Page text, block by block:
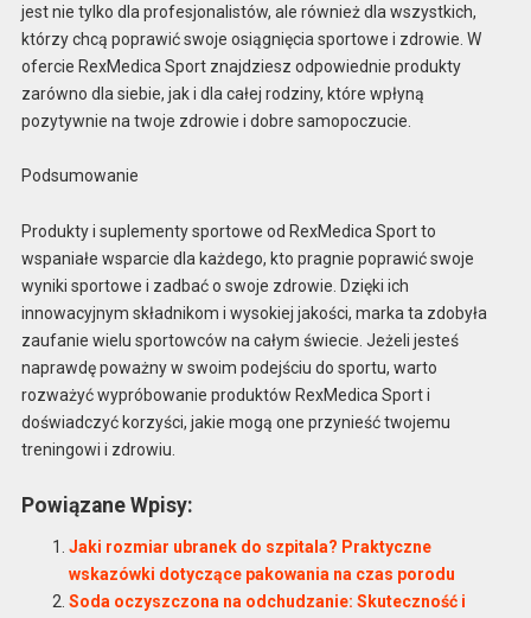
jest nie tylko dla profesjonalistów, ale również dla wszystkich,
którzy chcą poprawić swoje osiągnięcia sportowe i zdrowie. W
ofercie RexMedica Sport znajdziesz odpowiednie produkty
zarówno dla siebie, jak i dla całej rodziny, które wpłyną
pozytywnie na twoje zdrowie i dobre samopoczucie.
Podsumowanie
Produkty i suplementy sportowe od RexMedica Sport to
wspaniałe wsparcie dla każdego, kto pragnie poprawić swoje
wyniki sportowe i zadbać o swoje zdrowie. Dzięki ich
innowacyjnym składnikom i wysokiej jakości, marka ta zdobyła
zaufanie wielu sportowców na całym świecie. Jeżeli jesteś
naprawdę poważny w swoim podejściu do sportu, warto
rozważyć wypróbowanie produktów RexMedica Sport i
doświadczyć korzyści, jakie mogą one przynieść twojemu
treningowi i zdrowiu.
Powiązane Wpisy:
Jaki rozmiar ubranek do szpitala? Praktyczne
wskazówki dotyczące pakowania na czas porodu
Soda oczyszczona na odchudzanie: Skuteczność i